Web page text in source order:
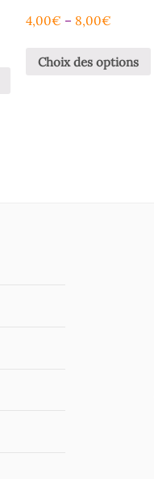
4,00€ – 8,00€
Choix des options